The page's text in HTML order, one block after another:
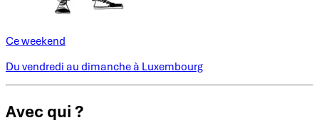
Ce weekend
Du vendredi au dimanche à Luxembourg
Avec qui ?